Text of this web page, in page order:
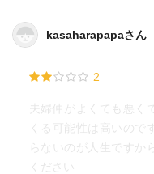
kasaharapapaさん
2
夫婦仲がよくても悪く
くる可能性は高いので
らないのが人生ですか
ください